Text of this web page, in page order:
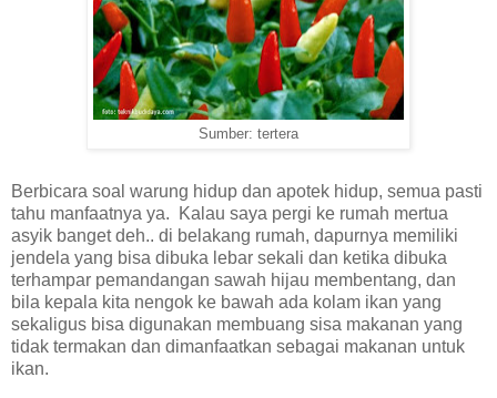
Sumber: tertera
Berbicara soal warung hidup dan apotek hidup, semua pasti
tahu manfaatnya ya. Kalau saya pergi ke rumah mertua
asyik banget deh.. di belakang rumah, dapurnya memiliki
jendela yang bisa dibuka lebar sekali dan ketika dibuka
terhampar pemandangan sawah hijau membentang, dan
bila kepala kita nengok ke bawah ada kolam ikan yang
sekaligus bisa digunakan membuang sisa makanan yang
tidak termakan dan dimanfaatkan sebagai makanan untuk
ikan.